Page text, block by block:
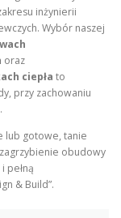
inżynierii
Wybór naszej
oraz
ciepła to
przy zachowaniu
lub gotowe, tanie
obudowy
pełną
& Build”.